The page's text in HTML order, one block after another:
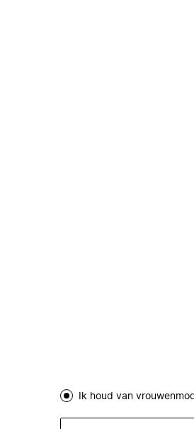
Ik houd van